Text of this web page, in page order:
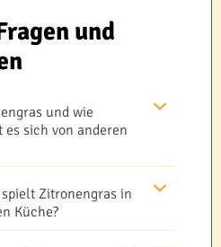
und
und wie
sich von anderen
Zitronengras in
Küche?